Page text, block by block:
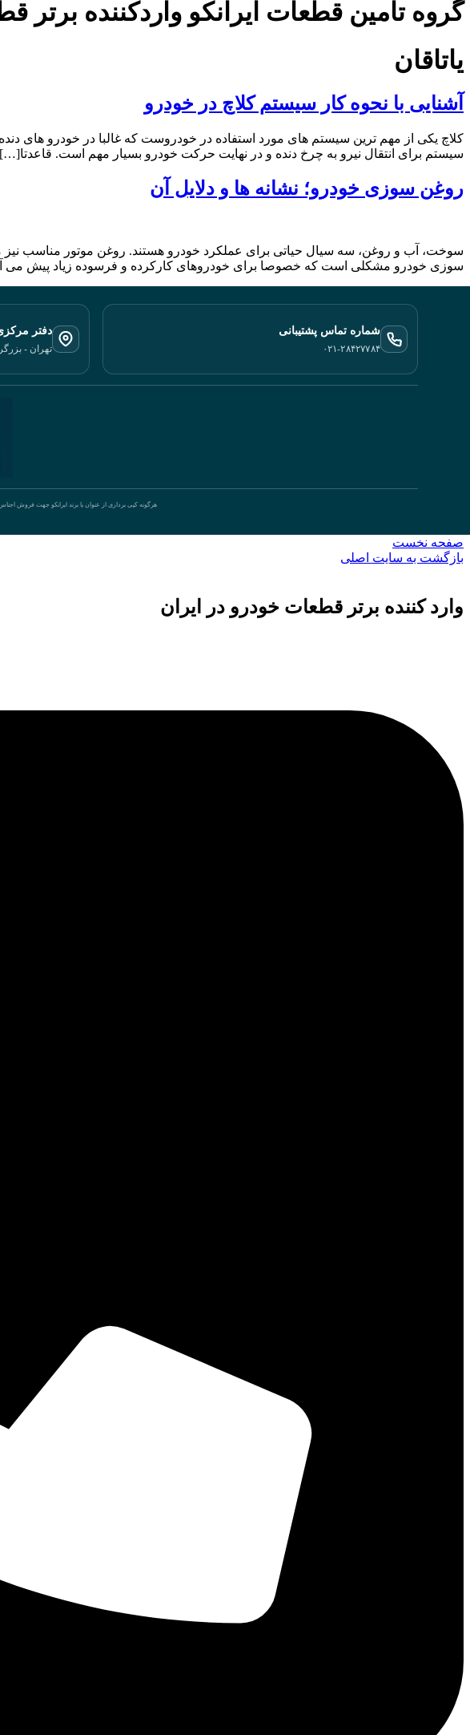
گروه تامین قطعات ایرانکو واردکننده برتر
یاتاقان
آشنایی با نحوه کار سیستم کلاچ در خودرو
سیستم برای انتقال نیرو به چرخ دنده و در نهایت حرکت خودرو بسیار مهم است. قاعدتا‭ […]
روغن سوزی خودرو؛ نشانه ها و دلایل آن
‬سوزی‭ ‬خودرو‭ ‬مشکلی‭ ‬است‭ ‬که‭ ‬خصوصا‭ ‬برای‭ ‬خودروهای‭ ‬کارکرده‭ ‬و‭ ‬فرسوده‭ ‬زیاد‭ ‬پیش‭ ‬می‭ ‬آید‭.‬ در اثر روغن سوزی، […]
شماره تماس پشتیبانی
۰۲۱-۲۸۴۲۷۷۸۴
دفتر
تهران -
هرگونه کپی برداری از عنوان یا برند ایرانکو جهت فروش
صفحه نخست
بازگشت به سایت اصلی
وارد کننده برتر قطعات خودرو در ایران